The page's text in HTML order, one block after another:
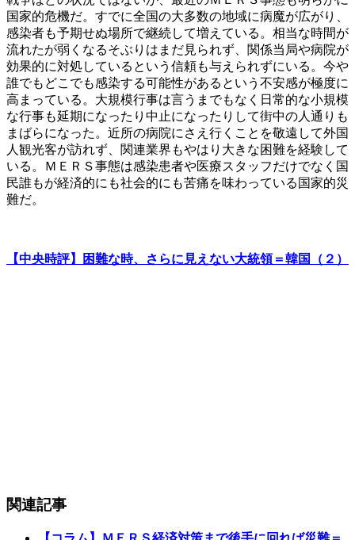
国家的危機だ。すでに全国の大多数の地域に病魔が広がり、
感染者も予期せぬ場所で継続して増えている。相当な時間が
流れたが弱くなるそぶりはまだ見られず、関係当局や病院が
効果的に対処しているという信頼も与えられずにいる。今や
誰でもどこでも感染する可能性があるという不安感が極度に
高まっている。大規模行事は言うまでもなく日常的な小規模
な行事も延期になったり中止になったりして街中の人通りも
まばらになった。近所の病院にさえ行くことを敬遠して外国
人観光客が訪れず、関連業界もやはり大きな困難を経験して
いる。ＭＥＲＳ事態は感染患者や医療スタッフだけでなく国
民誰もが経済的にも社会的にも苦痛を味わっている国家的災
難だ。
【中央時評】困難な時、さらに見えない大統領＝韓国（２）
関連記事